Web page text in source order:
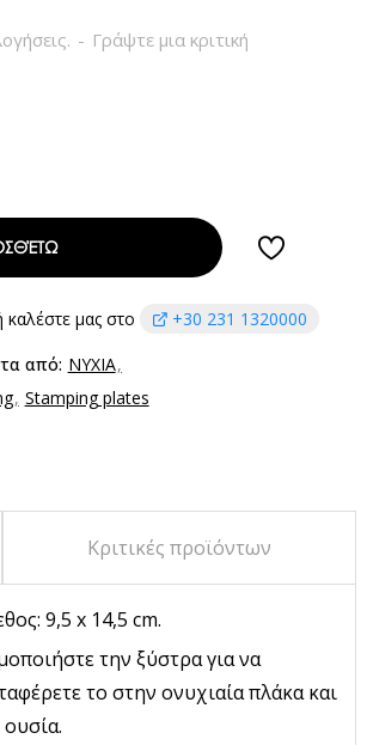
- Γράψτε μια κριτική
καλέστε μας στο
+30 231 1320000
από: ΝΥΧΙΑ
Stamping plates
Κριτικές προϊόντων
9,5 x 14,5 cm.
την ξύστρα για να
το στην ονυχιαία πλάκα και